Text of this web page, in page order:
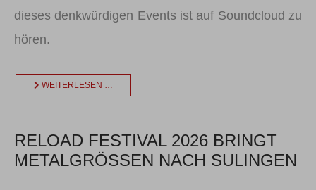
dieses denkwürdigen Events ist auf Soundcloud zu
hören.
WEITERLESEN …
RELOAD FESTIVAL 2026 BRINGT
METALGRÖSSEN NACH SULINGEN